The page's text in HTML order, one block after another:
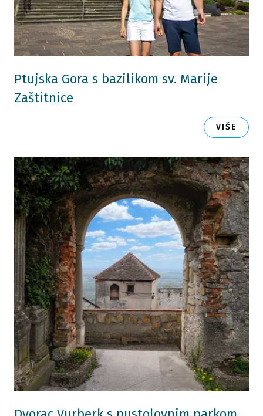
Ptujska Gora s bazilikom sv. Marije
Zaštitnice
VIŠE